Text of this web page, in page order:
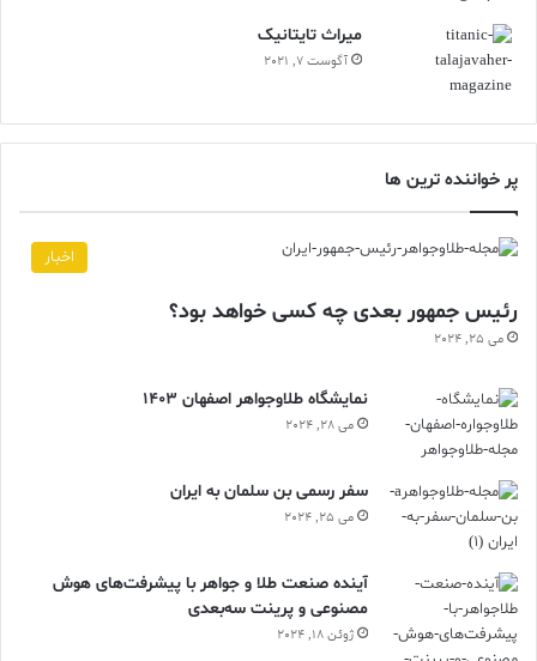
ميراث تايتانيک
آگوست 7, 2021
پر خواننده ترین ها
اخبار
رئیس جمهور بعدی چه کسی خواهد بود؟
می 25, 2024
نمایشگاه طلاوجواهر اصفهان 1403
می 28, 2024
سفر رسمی بن سلمان به ایران
می 25, 2024
آینده صنعت طلا و جواهر با پیشرفت‌های هوش
مصنوعی و پرینت سه‌بعدی
ژوئن 18, 2024